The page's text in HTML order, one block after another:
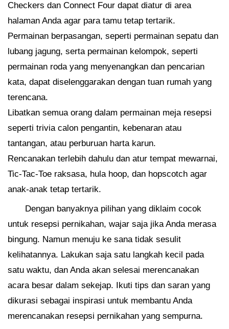
Checkers dan Connect Four dapat diatur di area
halaman Anda agar para tamu tetap tertarik.
Permainan berpasangan, seperti permainan sepatu dan
lubang jagung, serta permainan kelompok, seperti
permainan roda yang menyenangkan dan pencarian
kata, dapat diselenggarakan dengan tuan rumah yang
terencana.
Libatkan semua orang dalam permainan meja resepsi
seperti trivia calon pengantin, kebenaran atau
tantangan, atau perburuan harta karun.
Rencanakan terlebih dahulu dan atur tempat mewarnai,
Tic-Tac-Toe raksasa, hula hoop, dan hopscotch agar
anak-anak tetap tertarik.
Dengan banyaknya pilihan yang diklaim cocok
untuk resepsi pernikahan, wajar saja jika Anda merasa
bingung. Namun menuju ke sana tidak sesulit
kelihatannya. Lakukan saja satu langkah kecil pada
satu waktu, dan Anda akan selesai merencanakan
acara besar dalam sekejap. Ikuti tips dan saran yang
dikurasi sebagai inspirasi untuk membantu Anda
merencanakan resepsi pernikahan yang sempurna.